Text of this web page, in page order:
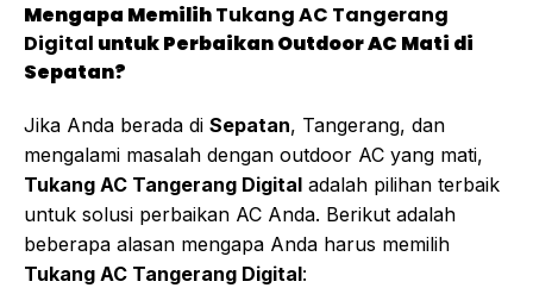
Mengapa MemilihTukang AC Tangerang
Digital untuk Perbaikan Outdoor AC Mati di
Sepatan?
Jika Anda berada di Sepatan, Tangerang, dan
mengalami masalah dengan outdoor AC yang mati,
Tukang AC Tangerang Digital adalah pilihan terbaik
untuk solusi perbaikan AC Anda. Berikut adalah
beberapa alasan mengapa Anda harus memilih
Tukang AC Tangerang Digital: